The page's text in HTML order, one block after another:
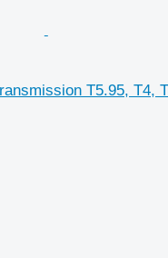
T5.95, T4,